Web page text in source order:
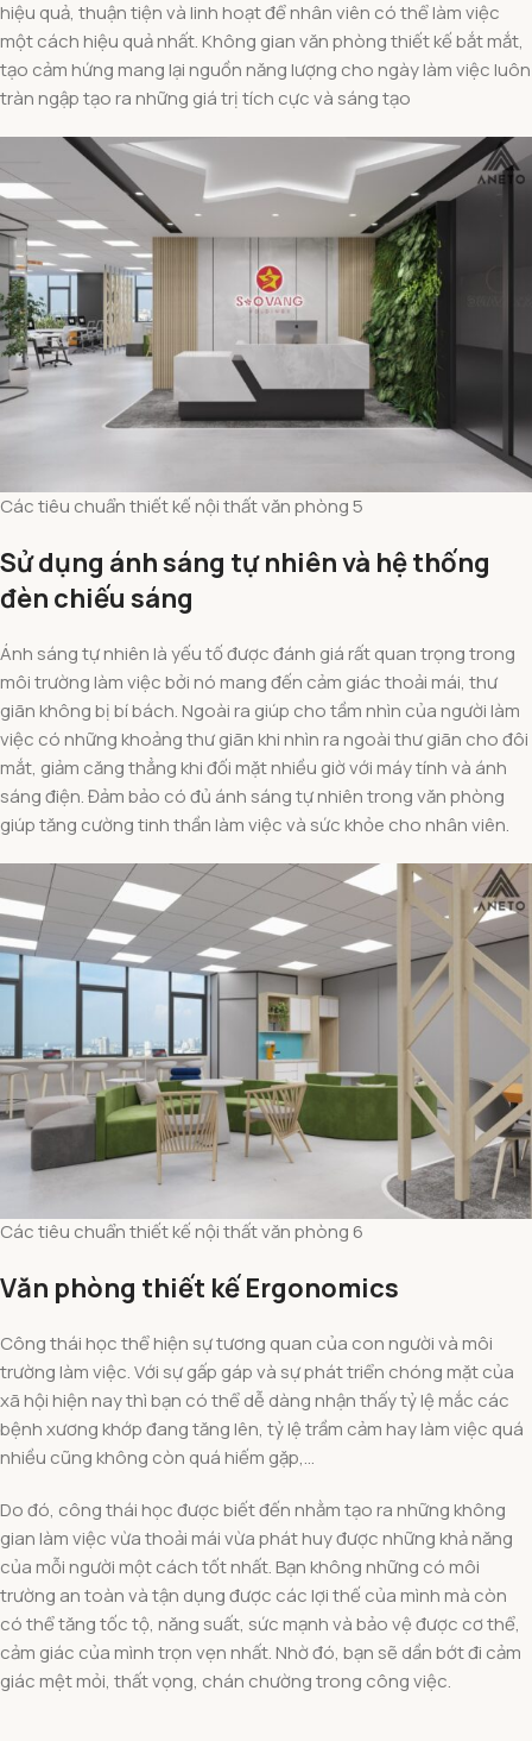
hiệu quả, thuận tiện và linh hoạt để nhân viên có thể làm việc
một cách hiệu quả nhất. Không gian văn phòng thiết kế bắt mắt,
tạo cảm hứng mang lại nguồn năng lượng cho ngày làm việc luôn
tràn ngập tạo ra những giá trị tích cực và sáng tạo
Các tiêu chuẩn thiết kế nội thất văn phòng 5
Sử dụng ánh sáng tự nhiên và hệ thống
đèn chiếu sáng
Ánh sáng tự nhiên là yếu tố được đánh giá rất quan trọng trong
môi trường làm việc bởi nó mang đến cảm giác thoải mái, thư
giãn không bị bí bách. Ngoài ra giúp cho tầm nhìn của người làm
việc có những khoảng thư giãn khi nhìn ra ngoài thư giãn cho đôi
mắt, giảm căng thẳng khi đối mặt nhiều giờ với máy tính và ánh
sáng điện. Đảm bảo có đủ ánh sáng tự nhiên trong văn phòng
giúp tăng cường tinh thần làm việc và sức khỏe cho nhân viên.
Các tiêu chuẩn thiết kế nội thất văn phòng 6
Văn phòng thiết kế Ergonomics
Công thái học thể hiện sự tương quan của con người và môi
trường làm việc. Với sự gấp gáp và sự phát triển chóng mặt của
xã hội hiện nay thì bạn có thể dễ dàng nhận thấy tỷ lệ mắc các
bệnh xương khớp đang tăng lên, tỷ lệ trầm cảm hay làm việc quá
nhiều cũng không còn quá hiếm gặp,…
Do đó, công thái học được biết đến nhằm tạo ra những không
gian làm việc vừa thoải mái vừa phát huy được những khả năng
của mỗi người một cách tốt nhất. Bạn không những có môi
trường an toàn và tận dụng được các lợi thế của mình mà còn
có thể tăng tốc tộ, năng suất, sức mạnh và bảo vệ được cơ thể,
cảm giác của mình trọn vẹn nhất. Nhờ đó, bạn sẽ dần bớt đi cảm
giác mệt mỏi, thất vọng, chán chường trong công việc.